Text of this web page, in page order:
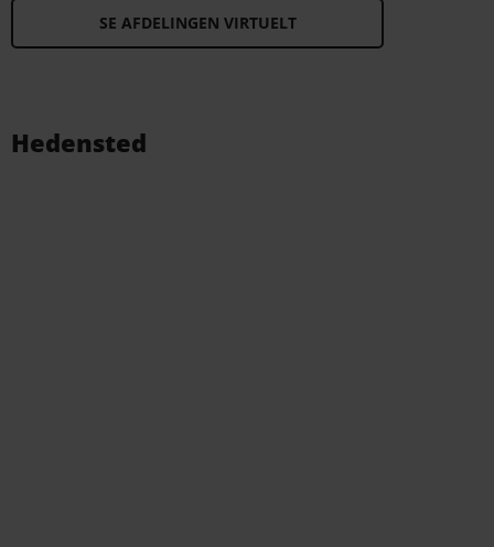
SE AFDELINGEN VIRTUELT
Hedensted